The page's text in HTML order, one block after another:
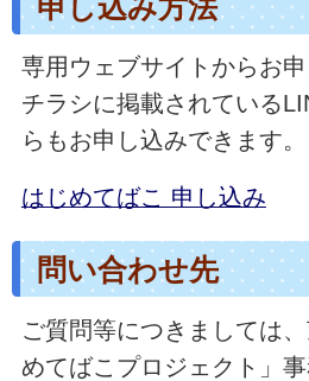
申し込み方法
専用ウェブサイトからお申
チラシに掲載されている
らもお申し込みできます。
はじめてばこ 申し込み
問い合わせ先
ご質問等につきましては
めてばこプロジェクト」